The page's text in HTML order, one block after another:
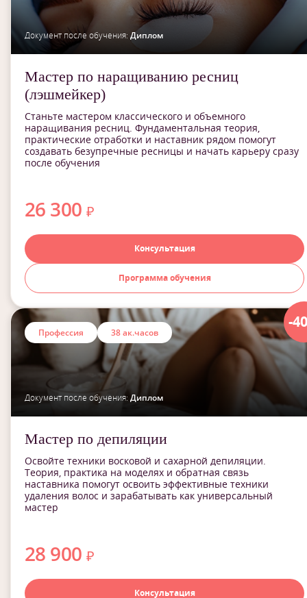
Документ после обучения: Диплом
Мастер по наращиванию ресниц
(лэшмейкер)
Станьте мастером классического и объемного
наращивания ресниц. Фундаментальная теория,
практические отработки и наставник рядом помогут
создавать безупречные ресницы и начать карьеру сразу
после обучения
26 300₽
Консультация
Программа обучения
-
Профессия 38 ак.часов
Документ после обучения: Диплом
Мастер по депиляции
Освойте техники восковой и сахарной депиляции.
Теория, практика на моделях и обратная связь
наставника помогут освоить эффективные техники
удаления волос и зарабатывать как универсальный
мастер
28 900₽
Консультация